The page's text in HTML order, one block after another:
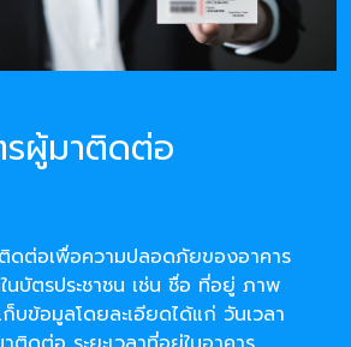
ผู้มาติดต่อ
ดต่อเพื่อความปลอดภัยของอาคาร
บัตรประชาชน เช่น ชื่อ ที่อยู่ ภาพ
บข้อมูลโดยละเอียดได้แก่ วันเวลา